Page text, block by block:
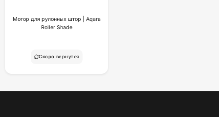
Мотор для рулонных штор | Aqara
Roller Shade
Скоро вернутся